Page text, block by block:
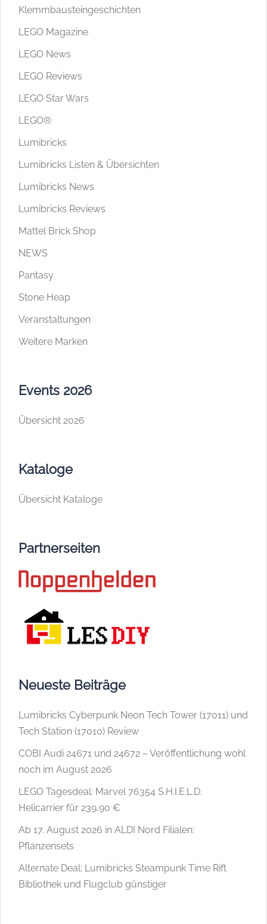
Klemmbausteingeschichten
LEGO Magazine
LEGO News
LEGO Reviews
LEGO Star Wars
LEGO®
Lumibricks
Lumibricks Listen & Übersichten
Lumibricks News
Lumibricks Reviews
Mattel Brick Shop
NEWS
Pantasy
Stone Heap
Veranstaltungen
Weitere Marken
Events 2026
Übersicht 2026
Kataloge
Übersicht Kataloge
Partnerseiten
Neueste Beiträge
Lumibricks Cyberpunk Neon Tech Tower (17011) und
Tech Station (17010) Review
COBI Audi 24671 und 24672 – Veröffentlichung wohl
noch im August 2026
LEGO Tagesdeal: Marvel 76354 S.H.I.E.L.D.
Helicarrier für 239,90 €
Ab 17. August 2026 in ALDI Nord Filialen:
Pflanzensets
Alternate Deal: Lumibricks Steampunk Time Rift
Bibliothek und Flugclub günstiger